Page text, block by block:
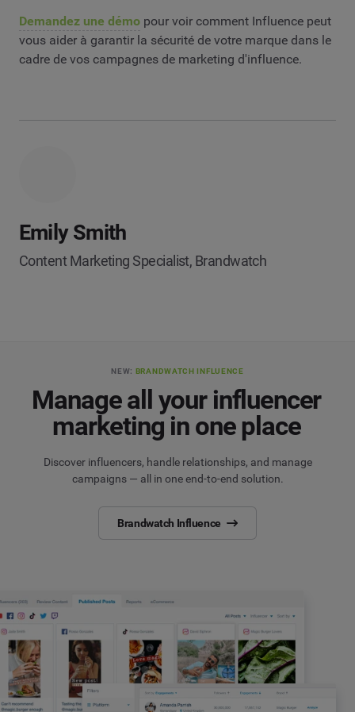
Demandez une démo pour voir comment Influence peut
vous aider à garantir la sécurité de votre marque dans le
cadre de vos campagnes de marketing d'influence.
Emily Smith
Content Marketing Specialist, Brandwatch
NEW: BRANDWATCH INFLUENCE
Manage all your influencer
marketing in one place
Discover influencers, handle relationships, and manage
campaigns — all in one end-to-end solution.
Brandwatch Influence